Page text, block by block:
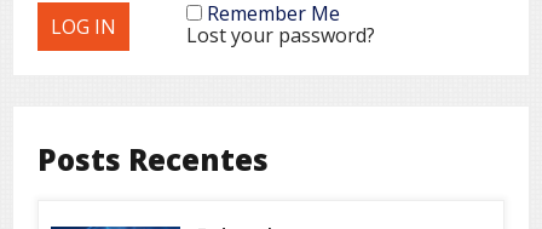
Remember Me
Lost your password?
Posts Recentes